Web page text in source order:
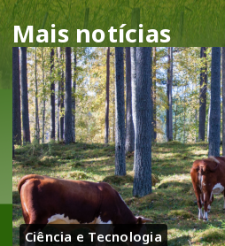
Mais notícias
Ciência e Tecnologia